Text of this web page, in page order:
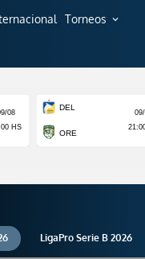
Torneos expand_more
LigaPro Serie B 2026